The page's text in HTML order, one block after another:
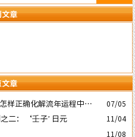
章
章
样正确化解流年运程中的灾
07/05
二：‘壬子’ 日元 11/04
11/08